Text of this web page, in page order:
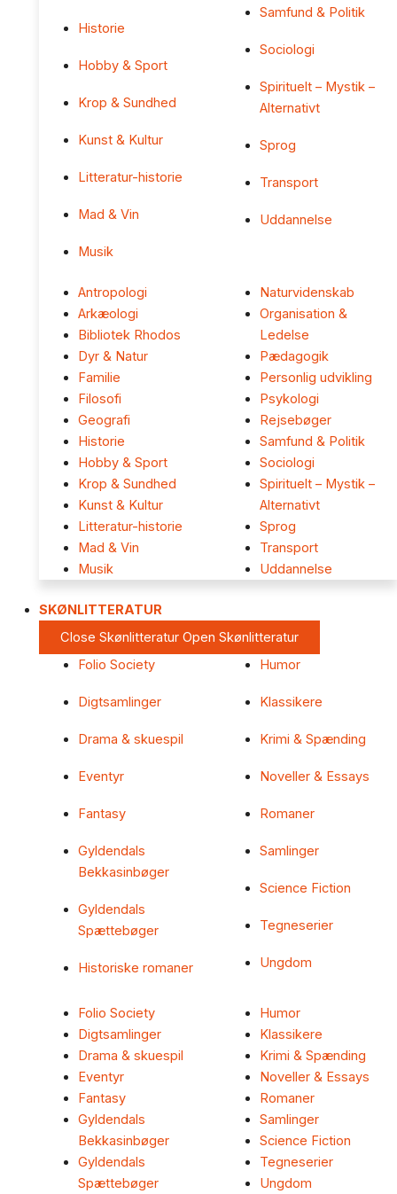
Historie
Hobby & Sport
Krop & Sundhed
Kunst & Kultur
Litteratur-historie
Mad & Vin
Musik
Samfund & Politik
Sociologi
Spirituelt – Mystik –
Alternativt
Sprog
Transport
Uddannelse
Antropologi
Arkæologi
Bibliotek Rhodos
Dyr & Natur
Familie
Filosofi
Geografi
Historie
Hobby & Sport
Krop & Sundhed
Kunst & Kultur
Litteratur-historie
Mad & Vin
Musik
Naturvidenskab
Organisation &
Ledelse
Pædagogik
Personlig udvikling
Psykologi
Rejsebøger
Samfund & Politik
Sociologi
Spirituelt – Mystik –
Alternativt
Sprog
Transport
Uddannelse
SKØNLITTERATUR
Close Skønlitteratur Open Skønlitteratur
Folio Society
Digtsamlinger
Drama & skuespil
Eventyr
Fantasy
Gyldendals
Bekkasinbøger
Gyldendals
Spættebøger
Historiske romaner
Humor
Klassikere
Krimi & Spænding
Noveller & Essays
Romaner
Samlinger
Science Fiction
Tegneserier
Ungdom
Folio Society
Digtsamlinger
Drama & skuespil
Eventyr
Fantasy
Gyldendals
Bekkasinbøger
Gyldendals
Spættebøger
Humor
Klassikere
Krimi & Spænding
Noveller & Essays
Romaner
Samlinger
Science Fiction
Tegneserier
Ungdom